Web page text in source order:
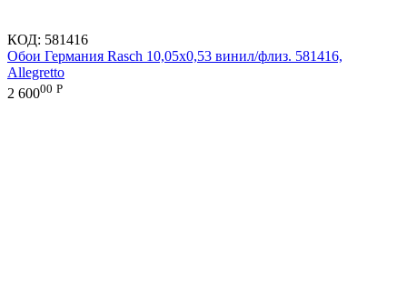
КОД: 581416
Обои Германия Rasch 10,05x0,53 винил/флиз. 581416,
Allegretto
2 60000 Р